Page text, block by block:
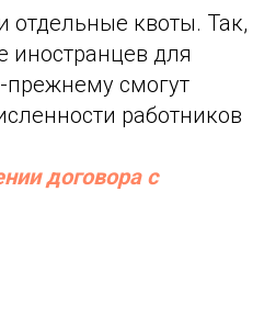
отдельные квоты. Так,
иностранцев для
прежнему смогут
работников
договора с